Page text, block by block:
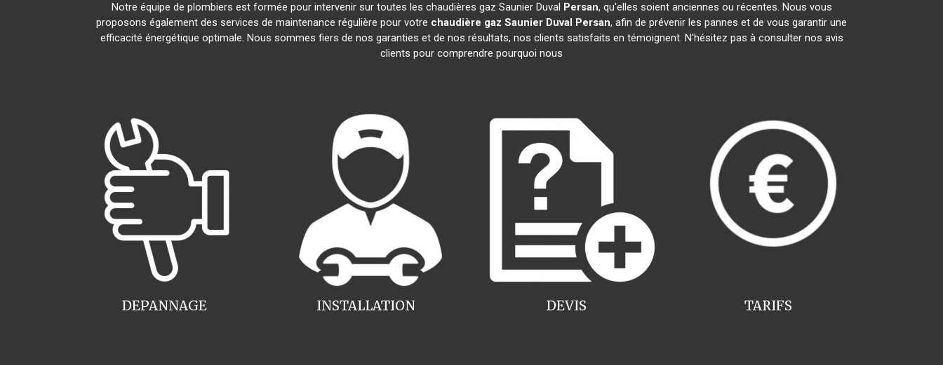
Notre équipe de plombiers est formée pour intervenir sur toutes les chaudières gaz Saunier Duval Persan, qu'elles soient anciennes ou récentes. Nous vous
proposons également des services de maintenance régulière pour votre chaudière gaz Saunier Duval Persan, afin de prévenir les pannes et de vous garantir une
efficacité énergétique optimale. Nous sommes fiers de nos garanties et de nos résultats, nos clients satisfaits en témoignent. N'hésitez pas à consulter nos avis
clients pour comprendre pourquoi nous
INSTALLATION
DEPANNAGE TARIFS
DEVIS